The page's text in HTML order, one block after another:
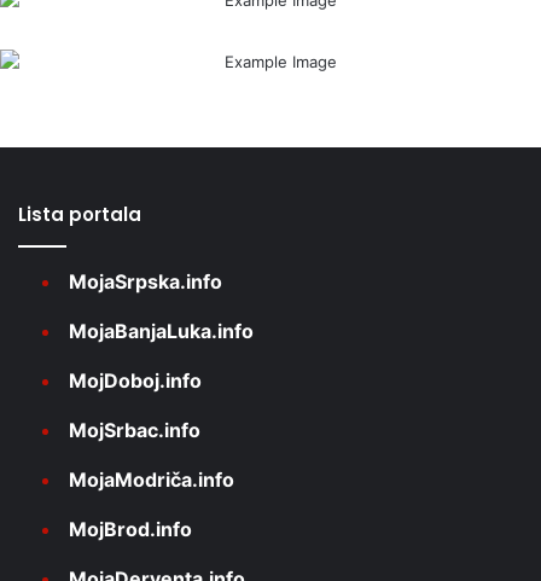
Lista portala
MojaSrpska.info
MojaBanjaLuka.info
MojDoboj.info
MojSrbac.info
MojaModriča.info
MojBrod.info